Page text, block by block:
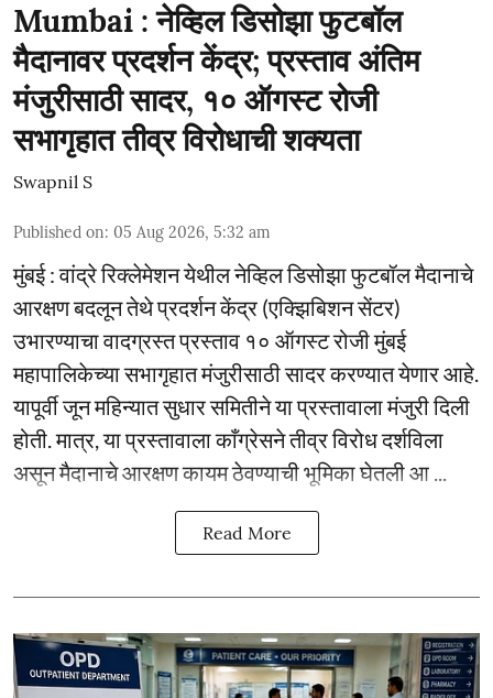
Mumbai : नेव्हिल डिसोझा फुटबॉल
मैदानावर प्रदर्शन केंद्र; प्रस्ताव अंतिम
मंजुरीसाठी सादर, १० ऑगस्ट रोजी
सभागृहात तीव्र विरोधाची शक्यता
Swapnil S
Published on: 05 Aug 2026, 5:32 am
मुंबई : वांद्रे रिक्लेमेशन येथील नेव्हिल डिसोझा फुटबॉल मैदानाचे
आरक्षण बदलून तेथे प्रदर्शन केंद्र (एक्झिबिशन सेंटर)
उभारण्याचा वादग्रस्त प्रस्ताव १० ऑगस्ट रोजी मुंबई
महापालिकेच्या सभागृहात मंजुरीसाठी सादर करण्यात येणार आहे.
यापूर्वी जून महिन्यात सुधार समितीने या प्रस्तावाला मंजुरी दिली
होती. मात्र, या प्रस्तावाला काँग्रेसने तीव्र विरोध दर्शविला
असून मैदानाचे आरक्षण कायम ठेवण्याची भूमिका घेतली आ ...
Read More